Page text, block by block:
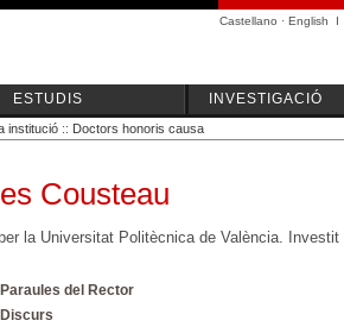
Castellano · English I
ESTUDIS INVESTIGACIÓ
institució :: Doctors honoris causa
Cousteau
la Universitat Politècnica de València.
Paraules del Rector
Discurs